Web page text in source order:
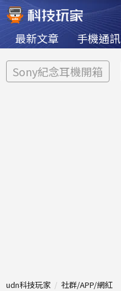
最新文章 手機通訊
Sony紀念耳機開箱
udn科技玩家 社群/APP/網紅